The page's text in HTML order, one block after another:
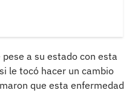
a su estado con esta
le tocó hacer un cambio
que esta enfermedad